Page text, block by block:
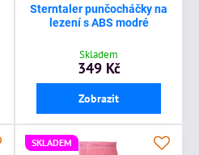
Sterntaler punčocháčky na
lezení s ABS modré
Skladem
349 Kč
Zobrazit
SKLADEM